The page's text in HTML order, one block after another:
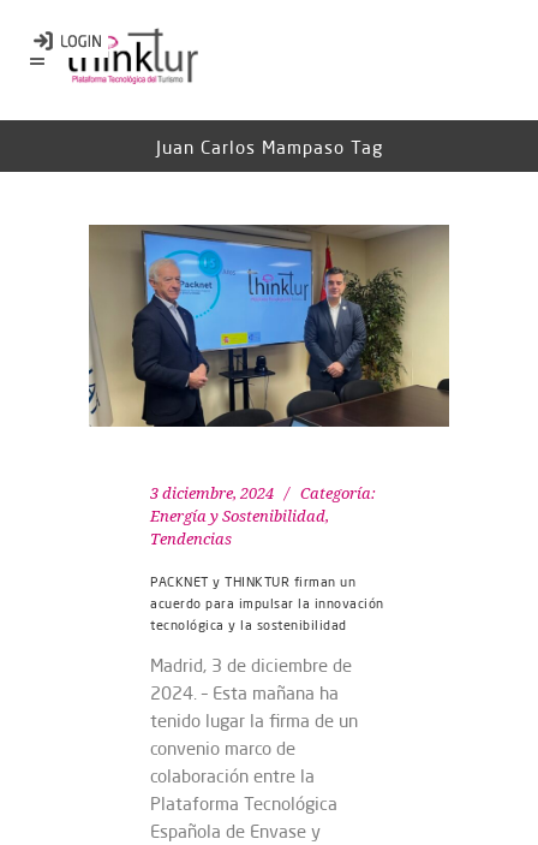
Juan Carlos Mampaso Tag
3 diciembre, 2024
Categoría:
Energía y Sostenibilidad,
Tendencias
PACKNET y THINKTUR firman un
acuerdo para impulsar la innovación
tecnológica y la sostenibilidad
Madrid, 3 de diciembre de
2024. – Esta mañana ha
tenido lugar la firma de un
convenio marco de
colaboración entre la
Plataforma Tecnológica
Española de Envase y